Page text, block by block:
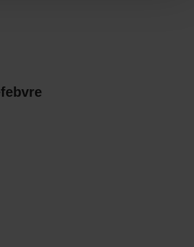
que quieras permitir en tu
ninguna utilizaremos
para la navegación.
las cookies